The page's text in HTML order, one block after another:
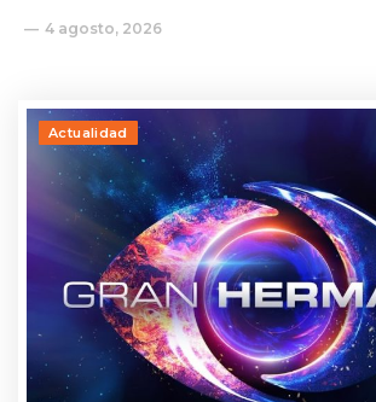
4 agosto, 2026
Actualidad